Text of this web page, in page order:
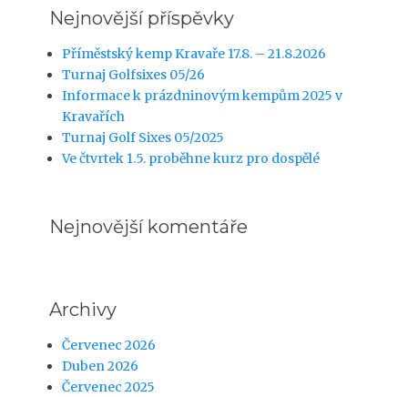
Nejnovější příspěvky
Příměstský kemp Kravaře 17.8. – 21.8.2026
Turnaj Golfsixes 05/26
Informace k prázdninovým kempům 2025 v
Kravařích
Turnaj Golf Sixes 05/2025
Ve čtvrtek 1.5. proběhne kurz pro dospělé
Nejnovější komentáře
Archivy
Červenec 2026
Duben 2026
Červenec 2025